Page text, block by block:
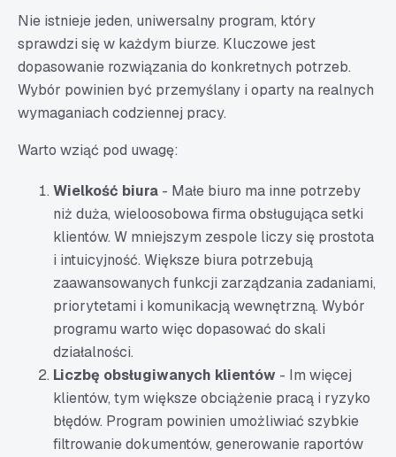
Nie istnieje jeden, uniwersalny program, który
sprawdzi się w każdym biurze. Kluczowe jest
dopasowanie rozwiązania do konkretnych potrzeb.
Wybór powinien być przemyślany i oparty na realnych
wymaganiach codziennej pracy.
Warto wziąć pod uwagę:
Wielkość biura - Małe biuro ma inne potrzeby
niż duża, wieloosobowa firma obsługująca setki
klientów. W mniejszym zespole liczy się prostota
i intuicyjność. Większe biura potrzebują
zaawansowanych funkcji zarządzania zadaniami,
priorytetami i komunikacją wewnętrzną. Wybór
programu warto więc dopasować do skali
działalności.
Liczbę obsługiwanych klientów - Im więcej
klientów, tym większe obciążenie pracą i ryzyko
błędów. Program powinien umożliwiać szybkie
filtrowanie dokumentów, generowanie raportów